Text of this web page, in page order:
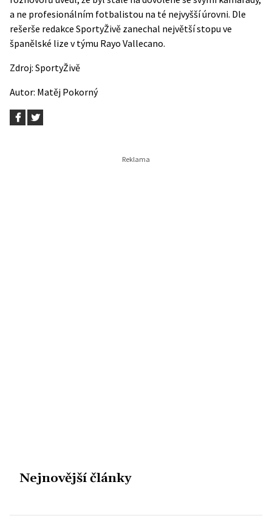
a ne profesionálním fotbalistou na té nejvyšší úrovni. Dle
rešerše redakce SportyŽivě zanechal největší stopu ve
španělské lize v týmu Rayo Vallecano.
Zdroj: SportyŽivě
Autor: Matěj Pokorný
Nejnovější články